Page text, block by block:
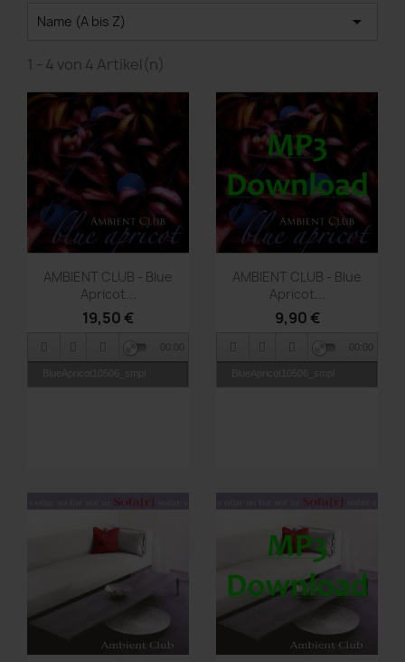
Name (A bis Z) 
1 - 4 von 4 Artikel(n)
Vorschau
AMBIENT CLUB - Blue
Apricot...
19,50 €
00:00
Vorschau
AMBIENT CLUB - Blue
Apricot...
9,90 €
00:00